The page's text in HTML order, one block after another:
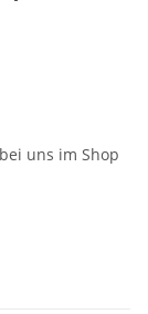
uns im Shop